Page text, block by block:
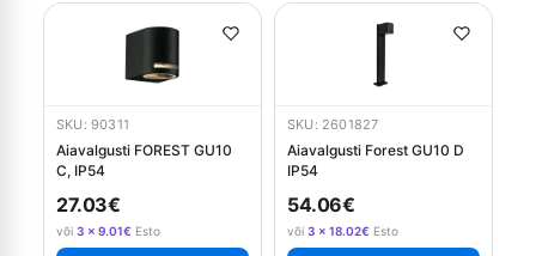
SKU: 90311
Aiavalgusti FOREST GU10
C, IP54
27.03€
või 3 × 9.01€ Esto
SKU: 2601827
Aiavalgusti Forest GU10 D
IP54
54.06€
või 3 × 18.02€ Esto